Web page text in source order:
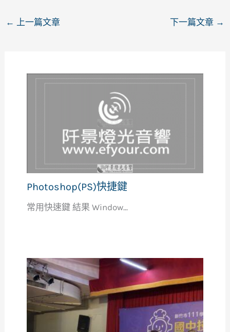
← 上一篇文章 下一篇文章 →
Photoshop(PS)快捷鍵
常用快速鍵 結果 Window...